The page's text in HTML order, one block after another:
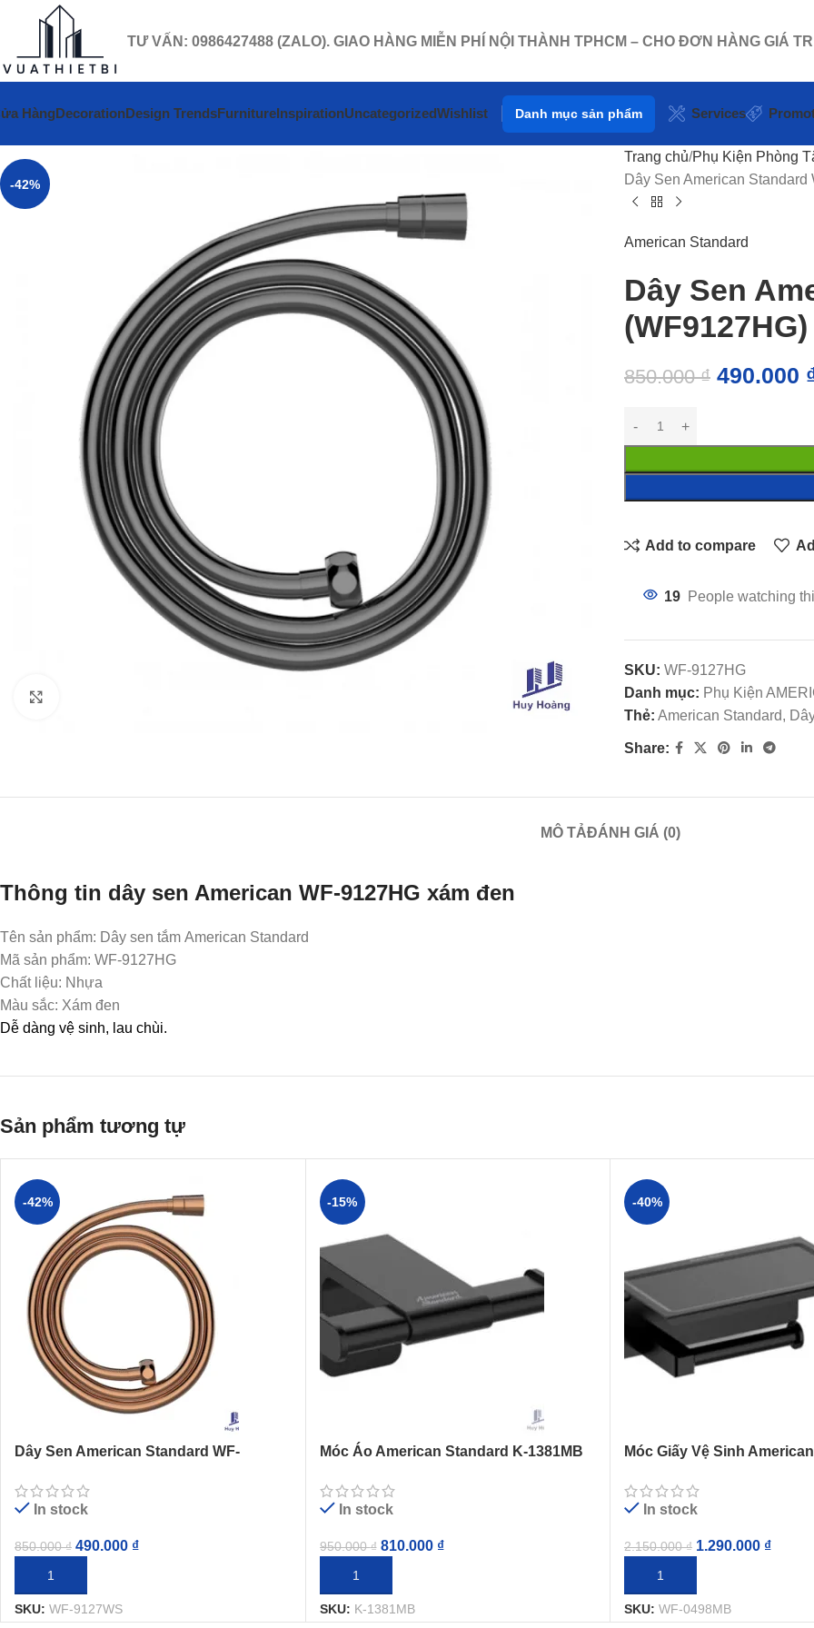
TƯ VẤN: 0986427488 (ZALO). GIAO HÀNG MIỄN PHÍ NỘI THÀNH TPHCM – CHO ĐƠN HÀNG GIÁ
HàngDecorationDesign TrendsFurnitureInspirationUncategorizedWishlist Danh mục sản phẩm Services
-42%
Trang chủ Phụ Kiện Phòng
Dây Sen American
American Standard
Dây Sen
850.000₫ 490.000
Add to compare
19 People watching
SKU: WF-9127HG
Danh mục: Phụ Kiện
Thẻ: American Standard,
Share:
MÔ TẢĐÁNH GIÁ (0)
Thông tin dây sen American WF-9127HG xám đen
Tên sản phẩm: Dây sen tắm American Standard
Mã sản phẩm: WF-9127HG
Chất liệu: Nhựa
Màu sắc: Xám đen
Dễ dàng vệ sinh, lau chùi.
Sản phẩm tương tự
-42%
Dây Sen American Standard WF-
Hồng
In stock
850.000₫ 490.000 ₫
THÊM VÀO GIỎ HÀNG
SKU: WF-9127WS
-15%
Móc Áo American Standard K-1381MB
In stock
950.000₫ 810.000 ₫
THÊM VÀO GIỎ HÀNG
SKU: K-1381MB
-40%
Móc Giấy Vệ Sinh
In stock
2.150.000₫ 1.290.000 ₫
THÊM VÀO GIỎ HÀNG
SKU: WF-0498MB